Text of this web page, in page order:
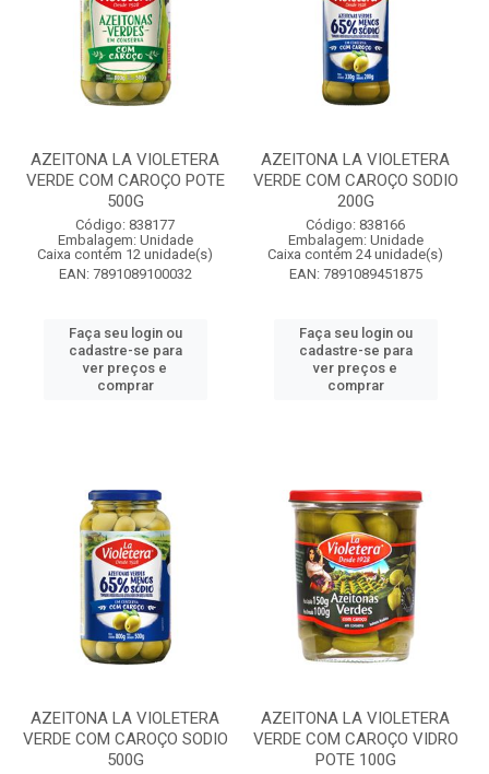
AZEITONA LA VIOLETERA
VERDE COM CAROÇO POTE
500G
Código: 838177
Embalagem: Unidade
Caixa contém 12 unidade(s)
EAN: 7891089100032
Faça seu login ou
cadastre-se para
ver preços e
comprar
AZEITONA LA VIOLETERA
VERDE COM CAROÇO SODIO
200G
Código: 838166
Embalagem: Unidade
Caixa contém 24 unidade(s)
EAN: 7891089451875
Faça seu login ou
cadastre-se para
ver preços e
comprar
AZEITONA LA VIOLETERA
VERDE COM CAROÇO SODIO
500G
AZEITONA LA VIOLETERA
VERDE COM CAROÇO VIDRO
POTE 100G